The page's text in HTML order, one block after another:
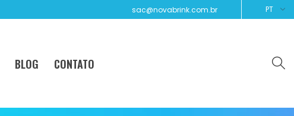
sac@novabrink.com.br PT
BLOG CONTATO